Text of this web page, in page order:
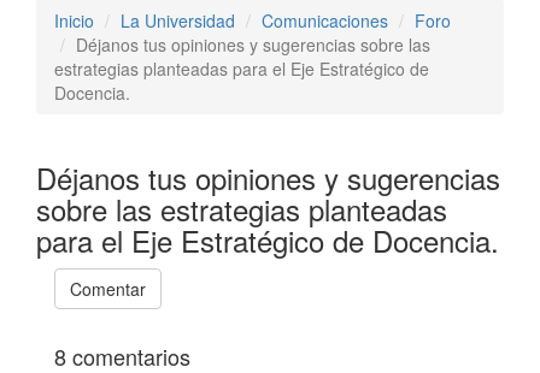
Inicio
La Universidad Comunicaciones
Foro
Déjanos tus opiniones y sugerencias sobre las
estrategias planteadas para el Eje Estratégico de
Docencia.
Déjanos tus opiniones y sugerencias
sobre las estrategias planteadas
para el Eje Estratégico de Docencia.
Comentar
8 comentarios